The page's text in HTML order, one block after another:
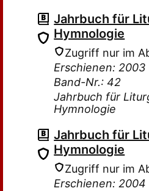
Jahrbuch für
Hymnologie
Zugriff nur im
Erschienen: 2003
Band-Nr.: 42
Jahrbuch für
Hymnologie
Jahrbuch für
Hymnologie
Zugriff nur im
Erschienen: 2004